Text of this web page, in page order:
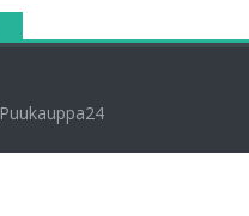
Puukauppa24